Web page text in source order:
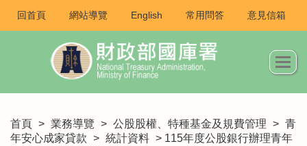
回首頁 網站導覽 English 常用問答 意見信箱
首頁 > 業務導覽 > 公股股權、特種基金及規費管理 > 青
年安心成家貸款 > 統計資料 > 115年度公股銀行辦理青年